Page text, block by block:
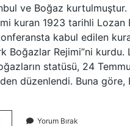
ve Boğaz
kuran 1923 tarihli
kabul edilen
Boğazlar Rejimi”ni kurdu.
statüsü, 24
düzenlendi. Buna
Yorum Bırak